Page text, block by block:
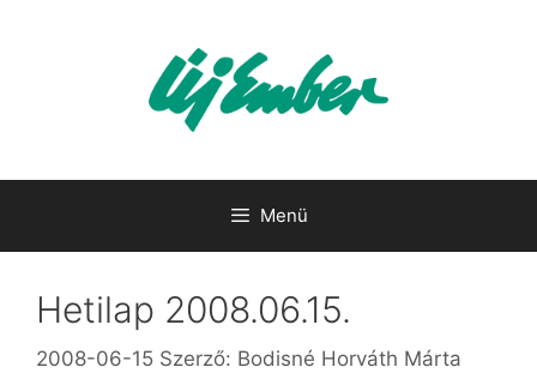
Menü
Hetilap 2008.06.15.
2008-06-15 Szerző: Bodisné Horváth Márta